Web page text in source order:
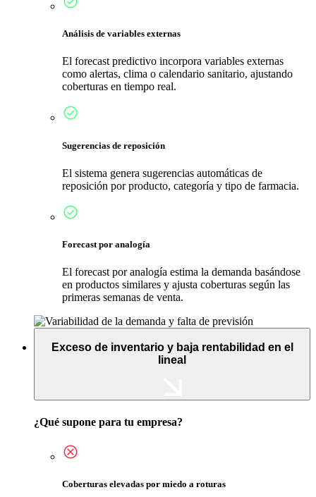
Análisis de variables externas
El forecast predictivo incorpora variables externas
como alertas, clima o calendario sanitario, ajustando
coberturas en tiempo real.
Sugerencias de reposición
El sistema genera sugerencias automáticas de
reposición por producto, categoría y tipo de farmacia.
Forecast por analogía
El forecast por analogía estima la demanda basándose
en productos similares y ajusta coberturas según las
primeras semanas de venta.
Exceso de inventario y baja rentabilidad en el
lineal
¿Qué supone para tu empresa?
Coberturas elevadas por miedo a roturas